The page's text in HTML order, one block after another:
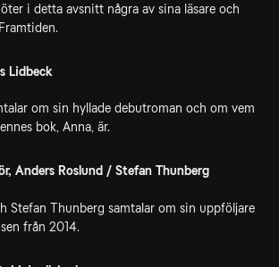
i detta avsnitt några av sina läsare och
Lidbeck
om sin hyllade debutroman och om vem
bok, Anna, är.
Anders Roslund / Stefan Thunberg
Stefan Thunberg samtalar om sin uppföljare
från 2014.